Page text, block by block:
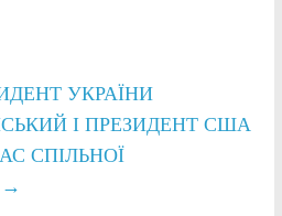
УКРАЇНИ
І ПРЕЗИДЕНТ США
СПІЛЬНОЇ
→